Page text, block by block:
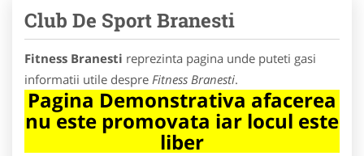
Club De Sport Branesti
Fitness Branesti reprezinta pagina unde puteti gasi
informatii utile despre Fitness Branesti.
Pagina Demonstrativa afacerea
nu este promovata iar locul este
liber